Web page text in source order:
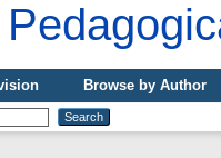
Browse by Author